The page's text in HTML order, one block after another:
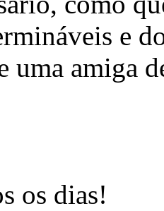
e
uma amiga
os dias!